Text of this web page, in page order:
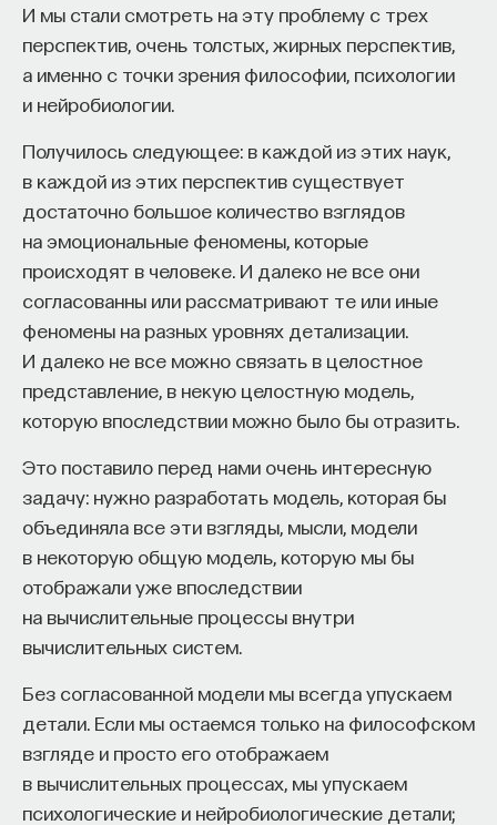
И мы стали смотреть на эту проблему с трех
перспектив, очень толстых, жирных перспектив,
а именно с точки зрения философии, психологии
и нейробиологии.
Получилось следующее: в каждой из этих наук,
в каждой из этих перспектив существует
достаточно большое количество взглядов
на эмоциональные феномены, которые
происходят в человеке. И далеко не все они
согласованны или рассматривают те или иные
феномены на разных уровнях детализации.
И далеко не все можно связать в целостное
представление, в некую целостную модель,
которую впоследствии можно было бы отразить.
Это поставило перед нами очень интересную
задачу: нужно разработать модель, которая бы
объединяла все эти взгляды, мысли, модели
в некоторую общую модель, которую мы бы
отображали уже впоследствии
на вычислительные процессы внутри
вычислительных систем.
Без согласованной модели мы всегда упускаем
детали. Если мы остаемся только на философском
взгляде и просто его отображаем
в вычислительных процессах, мы упускаем
психологические и нейробиологические детали;
то есть забота о том, как человек будет работать
за пределами университета и насколько
эффективным окажется в команде и профессии.
Университет не всегда может точно
выпускника, но сама эта оптика тоже остается
отдельной идеологией. В зависимости от того,
в какой из этих логик работает университет,
у него будут совершенно разные ответы
на вопрос о целях образования».
Университет должен строить
будущее
«Есть представление о том, что университеты
мыслящего, сложно устроенного человека.
Но здесь возникает и другой, гораздо более
трудный вопрос: кто вообще формирует
целеполагание университета и кто задает тот
смысл, на который он работает? Мне кажется,
университет способен быть субъектом —
а самостоятельно выбирать, на какое будущее
он работает. У него должна быть собственная
позиция: сначала определить, какое будущее
он хочет создавать, а затем разворачивать это
в своей деятельности. Когда университет